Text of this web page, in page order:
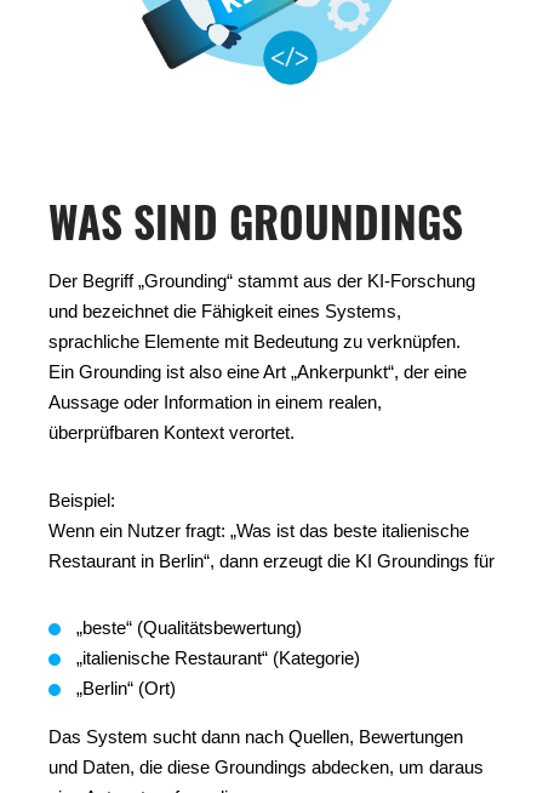
WAS SIND GROUNDINGS
Der Begriff „Grounding“ stammt aus der KI-Forschung
und bezeichnet die Fähigkeit eines Systems,
sprachliche Elemente mit Bedeutung zu verknüpfen.
Ein Grounding ist also eine Art „Ankerpunkt“, der eine
Aussage oder Information in einem realen,
überprüfbaren Kontext verortet.
Beispiel:
Wenn ein Nutzer fragt: „Was ist das beste italienische
Restaurant in Berlin“, dann erzeugt die KI Groundings für
„beste“ (Qualitätsbewertung)
„italienische Restaurant“ (Kategorie)
„Berlin“ (Ort)
Das System sucht dann nach Quellen, Bewertungen
und Daten, die diese Groundings abdecken, um daraus